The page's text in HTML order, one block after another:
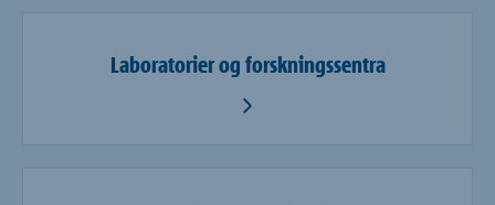
Laboratorier og forskningssentra